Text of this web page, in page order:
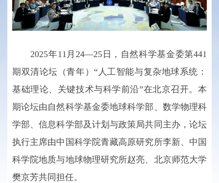
2025年11月24—25日，自然科学基金委第441
期双清论坛（青年）“人工智能与复杂地球系统：
基础理论、关键技术与科学前沿”在北京召开。本
期论坛由自然科学基金委地球科学部、数学物理科
学部、信息科学部及计划与政策局共同主办，论坛
执行主席由中国科学院青藏高原研究所李新、中国
科学院地质与地球物理研究所赵亮、北京师范大学
樊京芳共同担任。